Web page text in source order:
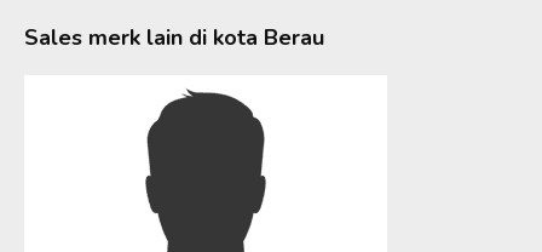
Sales merk lain di kota Berau